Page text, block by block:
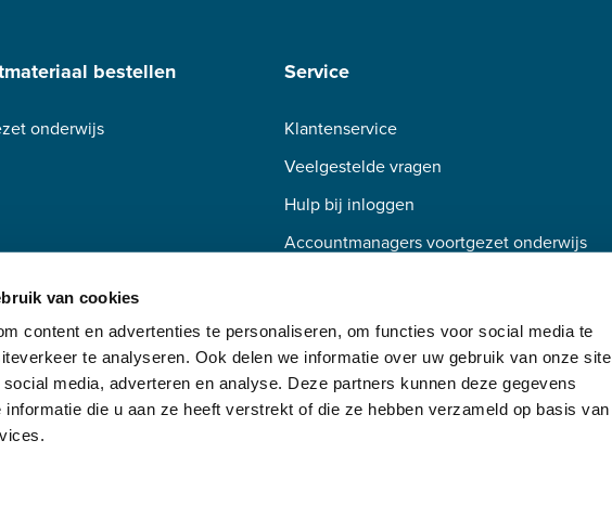
van cookies
content en advertenties te personaliseren, om functies voor social media te
te analyseren. Ook delen we informatie over uw gebruik van onze site
media, adverteren en analyse. Deze partners kunnen deze gegevens
informatie die u aan ze heeft verstrekt of die ze hebben verzameld op basis van
bestellen
onderwijs
Service
Klantenservice
Veelgestelde vragen
Hulp bij inloggen
Accountmanagers voortgezet onderwijs